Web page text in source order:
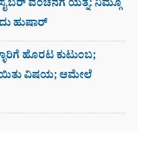
ಸೈಬ‌ರ್ ವಂಚನೆಗೆ ಯತ್ನ: ನಿಮ್ಗೂ
ಹುಷಾರ್​​
ಹೊರಟ ಕುಟುಂಬ;
ವಿಷಯ; ಆಮೇಲೆ